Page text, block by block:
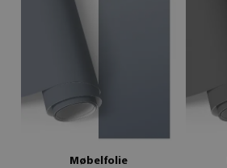
Møbelfolie